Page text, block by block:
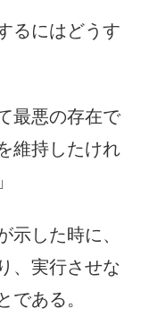
るにはどうす
最悪の存在で
維持したけれ
示した時に、
、実行させな
である。